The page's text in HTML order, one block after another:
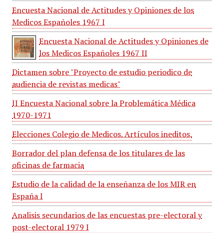
Encuesta Nacional de Actitudes y Opiniones de los
Medicos Españoles 1967 I
Encuesta Nacional de Actitudes y Opiniones de
los Medicos Españoles 1967 II
Dictamen sobre "Proyecto de estudio periodico de
audiencia de revistas medicas"
II Encuesta Nacional sobre la Problemática Médica
1970-1971
Elecciones Colegio de Medicos. Artículos ineditos.
Borrador del plan defensa de los titulares de las
oficinas de farmacia
Estudio de la calidad de la enseñanza de los MIR en
España I
Analisis secundarios de las encuestas pre-electoral y
post-electoral 1979 I